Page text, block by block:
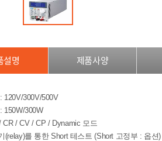
설명 제품사양
120V/300V/500V
150W/300W
CR / CV / CP / Dynamic 모드
(relay)를 통한 Short 테스트 (Short 고정부 : 옵션)